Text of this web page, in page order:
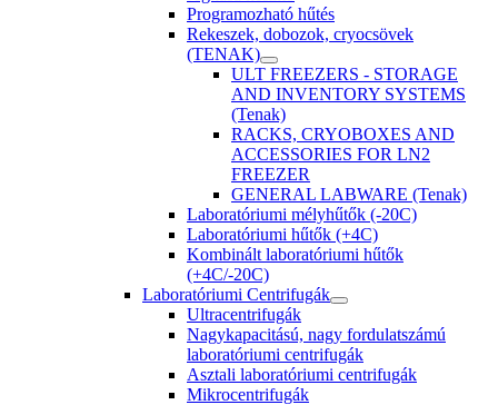
Programozható hűtés
Rekeszek, dobozok, cryocsövek
(TENAK)
ULT FREEZERS - STORAGE
AND INVENTORY SYSTEMS
(Tenak)
RACKS, CRYOBOXES AND
ACCESSORIES FOR LN2
FREEZER
GENERAL LABWARE (Tenak)
Laboratóriumi mélyhűtők (-20C)
Laboratóriumi hűtők (+4C)
Kombinált laboratóriumi hűtők
(+4C/-20C)
Laboratóriumi Centrifugák
Ultracentrifugák
Nagykapacitású, nagy fordulatszámú
laboratóriumi centrifugák
Asztali laboratóriumi centrifugák
Mikrocentrifugák